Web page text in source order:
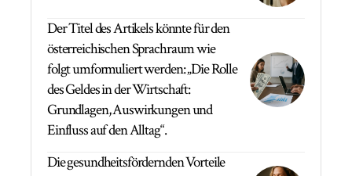
Der Titel des Artikels könnte für den
österreichischen Sprachraum wie
folgt umformuliert werden: „Die Rolle
des Geldes in der Wirtschaft:
Grundlagen, Auswirkungen und
Einfluss auf den Alltag“.
Die gesundheitsfördernden Vorteile